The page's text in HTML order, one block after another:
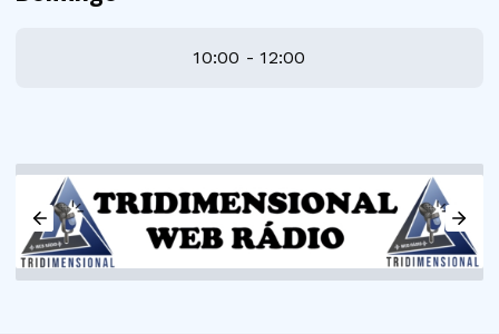
10:00 - 12:00